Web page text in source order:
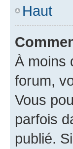
Haut
À moins
forum,
Vous
parfois
publié.